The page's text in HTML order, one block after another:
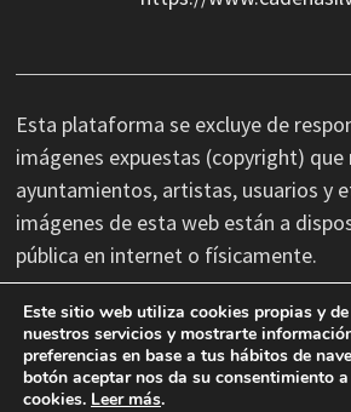
Esta plataforma se excluye de
imágenes expuestas (copyright) que
ayuntamientos, artistas, usuarios y
imágenes de esta web están a
pública en internet o físicamente.
No nos hacemos responsables de
tipográficas, así como cambios de
produzcan en la información
Este sitio web utiliza cookies propias y
nuestros servicios y mostrarte
preferencias en base a tus hábitos de
botón aceptar nos da su consentimiento
cookies. Leer más.